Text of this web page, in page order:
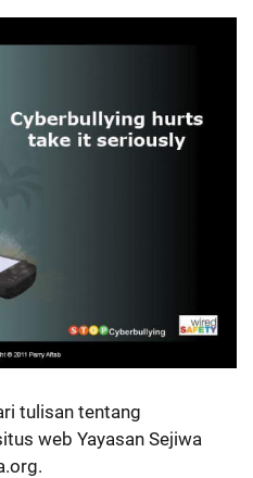
tulisan tentang
web Yayasan Sejiwa